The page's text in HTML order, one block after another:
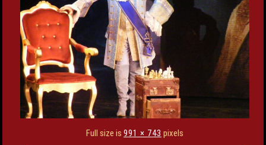
Full size is 991 × 743 pixels